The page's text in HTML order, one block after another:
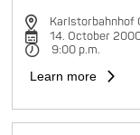
Karlstorbahnhof
14. October
9:00 p.m.
Learn more